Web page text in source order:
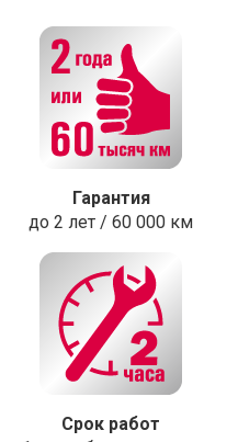
Гарантия
до 2 лет / 60 000 км
Срок работ